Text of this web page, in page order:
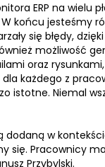
ERP na wielu
końcu jesteśmy
się błędy,
możliwość
oraz
każdego z
istotne. Niemal
dodaną w
się. Pracownicy
Przybylski.